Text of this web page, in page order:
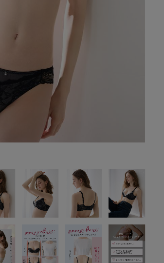
D80 D85
E85
G75